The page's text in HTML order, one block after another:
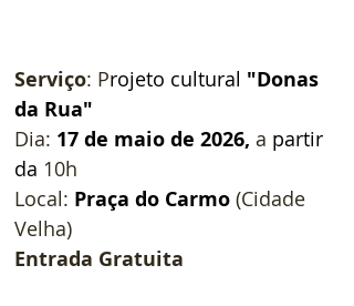
Serviço: Projeto cultural "Donas
da Rua"
Dia: 17 de maio de 2026, a partir
da 10h
Local: Praça do Carmo (Cidade
Velha)
Entrada Gratuita